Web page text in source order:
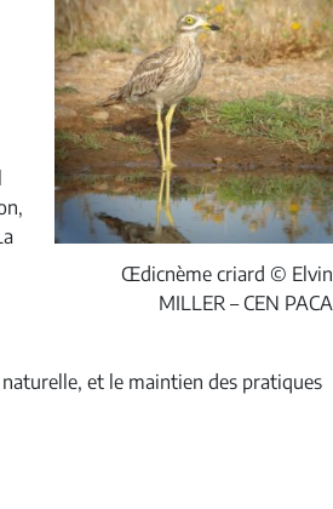
Œdicnème criard © Elvin
MILLER – CEN PACA
et le maintien des pratiques